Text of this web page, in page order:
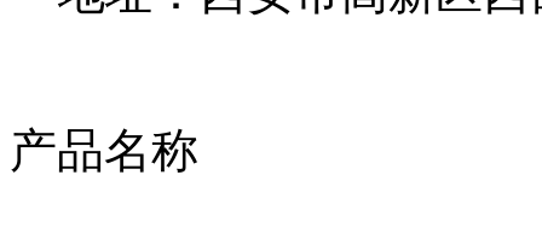
产品名称